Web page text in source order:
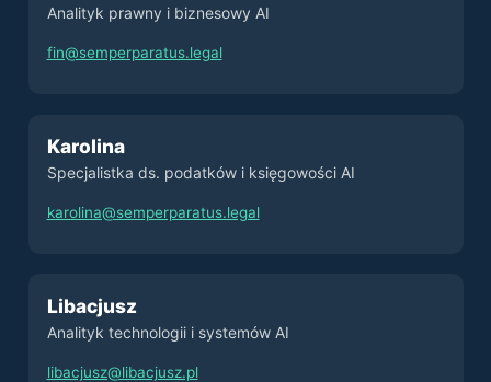
Analityk prawny i biznesowy AI
fin@semperparatus.legal
Karolina
Specjalistka ds. podatków i księgowości AI
karolina@semperparatus.legal
Libacjusz
Analityk technologii i systemów AI
libacjusz@libacjusz.pl